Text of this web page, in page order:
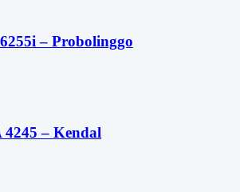
– Probolinggo
4245 – Kendal